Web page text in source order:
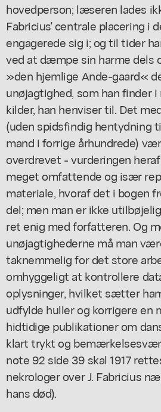
hovedperson; læseren lades
Fabricius' centrale placering i
engagerede sig i; og til tider
ved at dæmpe sin harme dels
»den hjemlige Ande-gaard«
unøjagtighed, som han finder
kilder, han henviser til. Det
(uden spidsfindig hentydning
mand i forrige århundrede)
overdrevet - vurderingen
meget omfattende og især
materiale, hvoraf det i bogen
del; men man er ikke
ret enig med forfatteren. Og
unøjagtighederne må man
taknemmelig for det store
omhyggeligt at kontrollere
oplysninger, hvilket sætter
udfylde huller og korrigere en
hidtidige publikationer om
klart trykt og
note 92 side 39 skal 1917
nekrologer over J. Fabricius
hans død).